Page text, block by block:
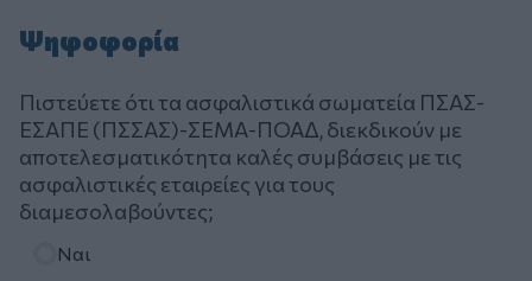
Ψηφοφορία
Πιστεύετε ότι τα ασφαλιστικά σωματεία ΠΣΑΣ-
ΕΣΑΠΕ (ΠΣΣΑΣ)-ΣΕΜΑ-ΠΟΑΔ, διεκδικούν με
αποτελεσματικότητα καλές συμβάσεις με τις
ασφαλιστικές εταιρείες για τους
διαμεσολαβούντες;
Ναι